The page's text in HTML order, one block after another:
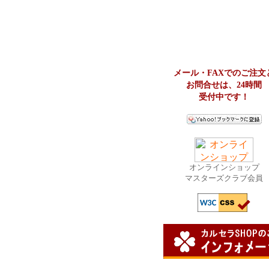
メール・FAXでのご注文
お問合せは、24時間
受付中です！
オンラインショップ
マスターズクラブ会員